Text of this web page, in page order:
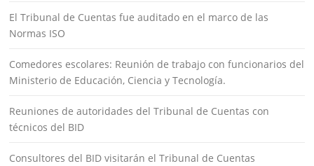
El Tribunal de Cuentas fue auditado en el marco de las
Normas ISO
Comedores escolares: Reunión de trabajo con funcionarios del
Ministerio de Educación, Ciencia y Tecnología.
Reuniones de autoridades del Tribunal de Cuentas con
técnicos del BID
Consultores del BID visitarán el Tribunal de Cuentas